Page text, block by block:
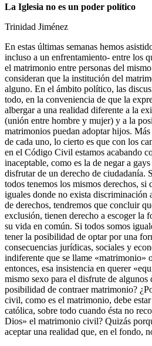
La Iglesia no es un poder político
Trinidad Jiménez
En estas últimas semanas hemos
incluso a un enfrentamiento- entre los
el matrimonio entre personas del
consideran que la institución del
alguno. En el ámbito político, las
todo, en la conveniencia de que la
albergar a una realidad diferente a la
(unión entre hombre y mujer) y a la
matrimonios puedan adoptar hijos.
de cada uno, lo cierto es que con los
en el Código Civil estamos acabando
inaceptable, como es la de negar a
disfrutar de un derecho de ciudadanía.
todos tenemos los mismos derechos, si
iguales donde no exista discriminación
de derechos, tendremos que concluir
exclusión, tienen derecho a escoger la
su vida en común. Si todos somos
tener la posibilidad de optar por una
consecuencias jurídicas, sociales y
indiferente que se llame «matrimonio»
entonces, esa insistencia en querer
mismo sexo para el disfrute de algunos
posibilidad de contraer matrimonio?
civil, como es el matrimonio, debe
católica, sobre todo cuando ésta no
Dios» el matrimonio civil? Quizás
aceptar una realidad que, en el fondo,